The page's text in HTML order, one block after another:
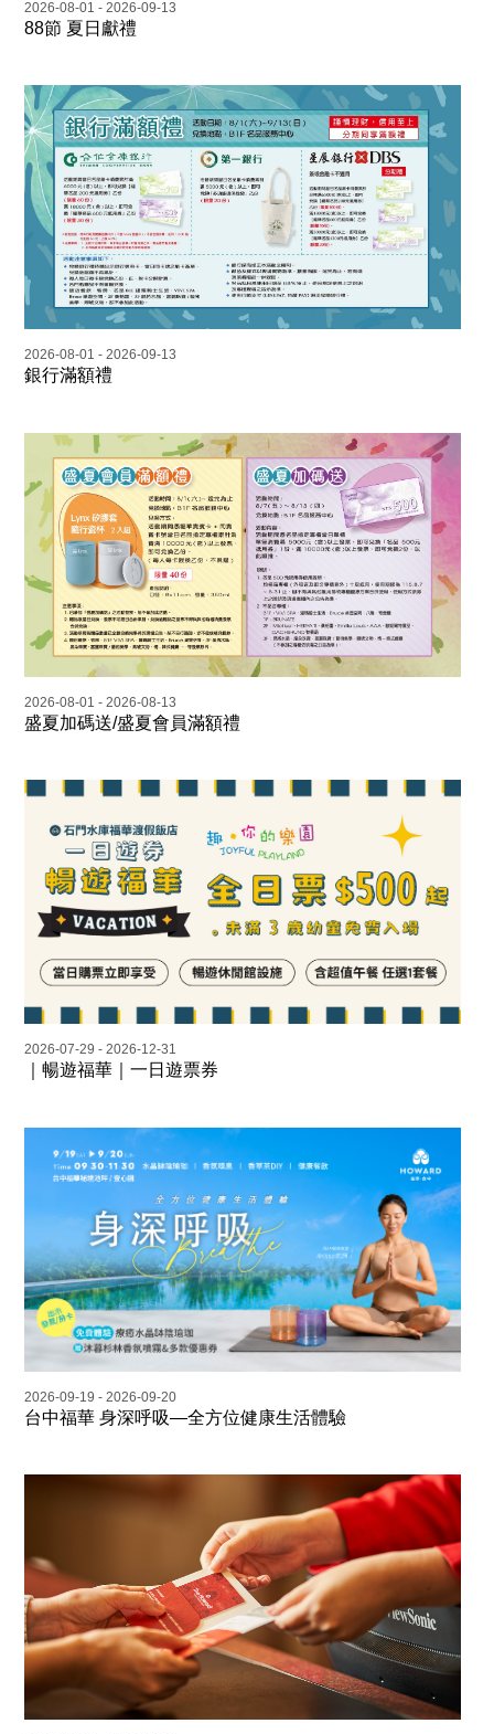
2026-08-01 - 2026-09-13
88節 夏日獻禮
2026-08-01 - 2026-09-13
銀行滿額禮
2026-08-01 - 2026-08-13
盛夏加碼送/盛夏會員滿額禮
2026-07-29 - 2026-12-31
｜暢遊福華｜一日遊票券
2026-09-19 - 2026-09-20
台中福華 身深呼吸—全方位健康生活體驗